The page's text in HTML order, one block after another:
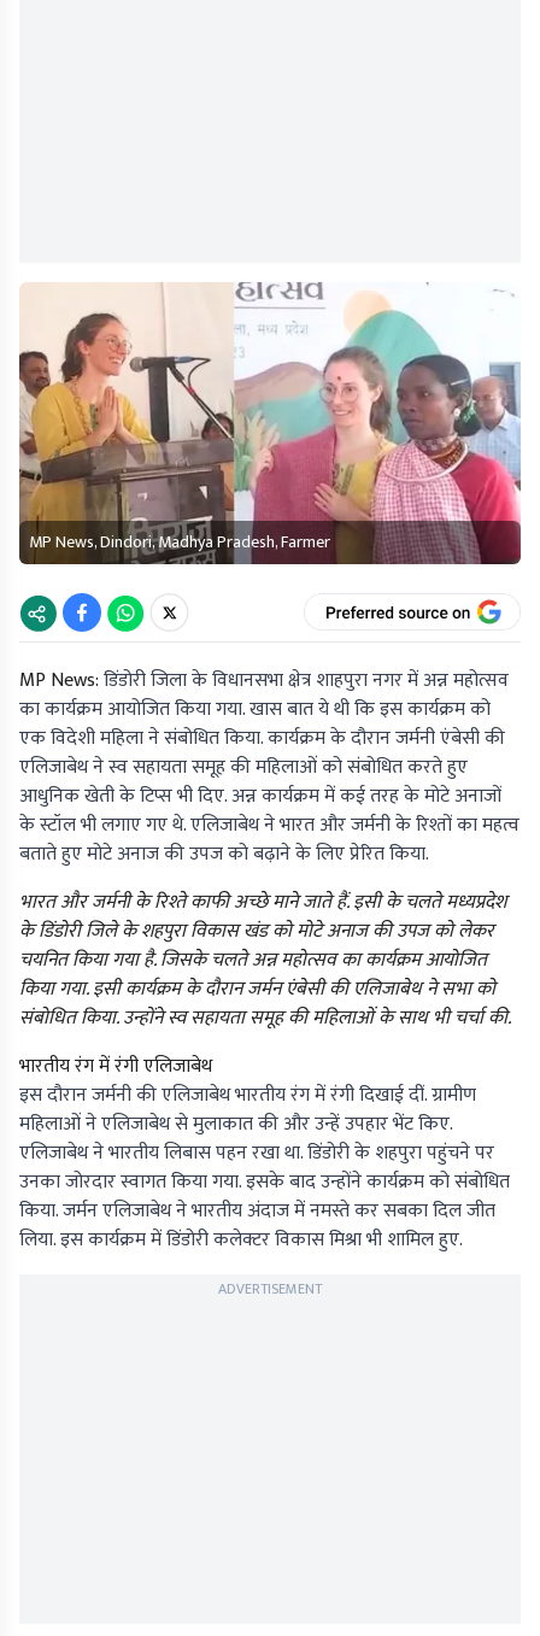
MP News, Dindori, Madhya Pradesh, Farmer
MP News:डिंडोरी जिला के विधानसभा क्षेत्र शाहपुरा नगर में अन्न महोत्सव
का कार्यक्रम आयोजित किया गया. खास बात ये थी कि इस कार्यक्रम को
एक विदेशी महिला ने संबोधित किया. कार्यक्रम के दौरान जर्मनी एंबेसी की
एलिजाबेथ ने स्व सहायता समूह की महिलाओं को संबोधित करते हुए
आधुनिक खेती के टिप्स भी दिए. अन्न कार्यक्रम में कई तरह के मोटे अनाजों
के स्टॉल भी लगाए गए थे. एलिजाबेथ ने भारत और जर्मनी के रिश्तों का महत्व
बताते हुए मोटे अनाज की उपज को बढ़ाने के लिए प्रेरित किया.
भारत और जर्मनी के रिश्ते काफी अच्छे माने जाते हैं. इसी के चलते मध्यप्रदेश
के डिंडोरी जिले के शहपुरा विकास खंड को मोटे अनाज की उपज को लेकर
चयनित किया गया है. जिसके चलते अन्न महोत्सव का कार्यक्रम आयोजित
किया गया. इसी कार्यक्रम के दौरान जर्मन एंबेसी की एलिजाबेथ ने सभा को
संबोधित किया. उन्होंने स्व सहायता समूह की महिलाओं के साथ भी चर्चा की.
भारतीय रंग में रंगी एलिजाबेथ
इस दौरान जर्मनी की एलिजाबेथ भारतीय रंग में रंगी दिखाई दीं. ग्रामीण
महिलाओं ने एलिजाबेथ से मुलाकात की और उन्हें उपहार भेंट किए.
एलिजाबेथ ने भारतीय लिबास पहन रखा था. डिंडोरी के शहपुरा पहुंचने पर
उनका जोरदार स्वागत किया गया. इसके बाद उन्होंने कार्यक्रम को संबोधित
किया. जर्मन एलिजाबेथ ने भारतीय अंदाज में नमस्ते कर सबका दिल जीत
लिया. इस कार्यक्रम में डिंडोरी कलेक्टर विकास मिश्रा भी शामिल हुए.
ADVERTISEMENT